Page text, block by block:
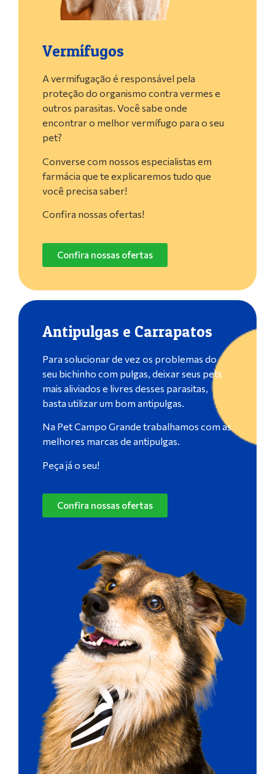
Vermífugos
A vermifugação é responsável pela
proteção do organismo contra vermes e
outros parasitas. Você sabe onde
encontrar o melhor vermífugo para o seu
pet?
Converse com nossos especialistas em
farmácia que te explicaremos tudo que
você precisa saber!
Confira nossas ofertas!
Confira nossas ofertas
Antipulgas e Carrapatos
Para solucionar de vez os problemas do
seu bichinho com pulgas, deixar seus pets
mais aliviados e livres desses parasitas,
basta utilizar um bom antipulgas.
Na Pet Campo Grande trabalhamos com as
melhores marcas de antipulgas.
Peça já o seu!
Confira nossas ofertas